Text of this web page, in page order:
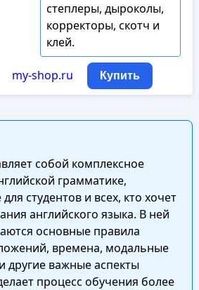
степлеры, дыроколы,
корректоры, скотч и
клей.
my-shop.ru Купить
собой комплексное
грамматике,
студентов и всех, кто хочет
английского языка. В ней
основные правила
времена, модальные
другие важные аспекты
процесс обучения более